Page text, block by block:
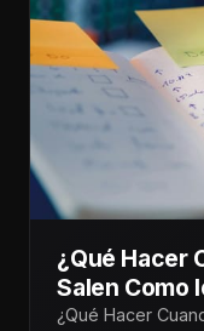
¿Qué Hacer
Salen Como
¿Qué Hacer